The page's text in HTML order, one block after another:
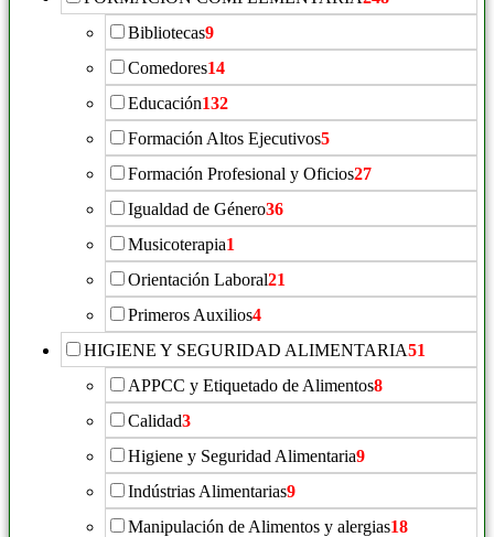
Bibliotecas9
Comedores14
Educación132
Formación Altos Ejecutivos5
Formación Profesional y Oficios27
Igualdad de Género36
Musicoterapia1
Orientación Laboral21
Primeros Auxilios4
HIGIENE Y SEGURIDAD ALIMENTARIA51
APPCC y Etiquetado de Alimentos8
Calidad3
Higiene y Seguridad Alimentaria9
Indústrias Alimentarias9
Manipulación de Alimentos y alergias18